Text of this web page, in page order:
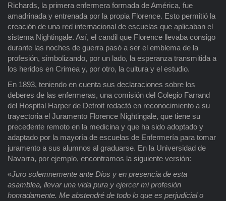
Richards, la primera enfermera formada de América, fue
amadrinada y entrenada por la propia Florence. Esto permitió la
creación de una red internacional de escuelas que aplicaban el
sistema Nightingale. Así, el candil que Florence llevaba consigo
durante las noches de guerra pasó a ser el emblema de la
profesión, simbolizando, por un lado, la esperanza transmitida a
los heridos en Crimea y, por otro, la cultura y el estudio.
En 1893, teniendo en cuenta sus declaraciones sobre los
deberes de las enfermeras, una comisión del Colegio Farrand
del Hospital Harper de Detroit redactó en reconocimiento a su
trayectoria el Juramento Florence Nightingale, que tiene su
precedente remoto en la medicina y que ha sido adoptado y
adaptado por la mayoría de escuelas de Enfermería para tomar
juramento a sus alumnos al graduarse. En la Universidad de
Navarra, por ejemplo, encontramos la siguiente versión:
«Juro solemnemente ante Dios y en presencia de esta
asamblea, llevar una vida pura y ejercer mi profesión
honradamente. Me abstendré de todo lo que es perjudicial o